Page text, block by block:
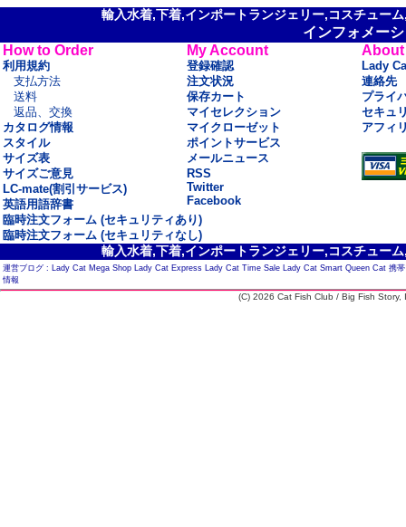
輸入水着,下着,インポートランジェリー,コスチュー
インフォメー
How to Order
利用規約
支払方法
送料
返品、交換
カタログ情報
スタイル
サイズ表
サイズご意見
LC-mate(割引サービス)
英語用語辞書
My Account
登録確認
注文状況
保存カート
マイセレクション
マイクローゼット
ポイントサービス
メールニュース
RSS
Twitter
Facebook
About
Lady
連絡先
プライ
セキュ
アフィ
臨時注文フォーム (セキュリティあり)
臨時注文フォーム (セキュリティなし)
輸入水着,下着,インポートランジェリー,コスチュー
運営ブログ : Lady Cat Mega Shop Lady Cat Express Lady Cat Time Sale Lady Cat Smart Queen Cat 携
情報
(C) 2026 Cat Fish Club / Big Fish Story,